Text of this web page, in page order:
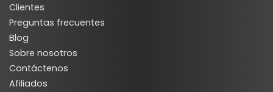
Clientes
Preguntas frecuentes
Blog
Sobre nosotros
Contáctenos
Afiliados